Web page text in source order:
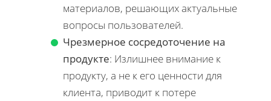
материалов, решающих актуальные
вопросы пользователей.
Чрезмерное сосредоточение на
продукте: Излишнее внимание к
продукту, а не к его ценности для
клиента, приводит к потере